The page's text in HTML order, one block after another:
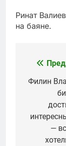
Ринат
на баяне.
по
Филин
—